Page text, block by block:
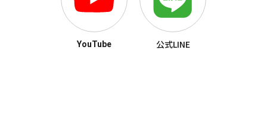
YouTube 公式LINE